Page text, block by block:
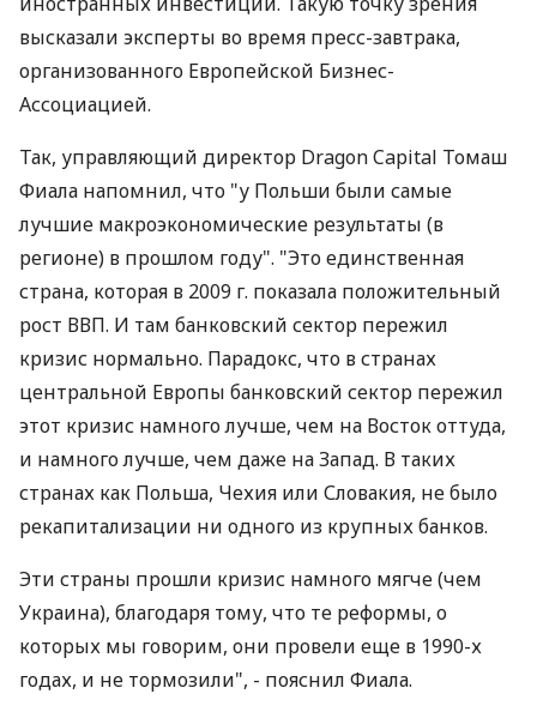
высказали эксперты во время пресс-завтрака,
организованного Европейской Бизнес-
Ассоциацией.
Так, управляющий директор Dragon Capital Томаш
Фиала напомнил, что "у Польши были самые
лучшие макроэкономические результаты (в
регионе) в прошлом году". "Это единственная
страна, которая в 2009 г. показала положительный
рост ВВП. И там банковский сектор пережил
кризис нормально. Парадокс, что в странах
центральной Европы банковский сектор пережил
этот кризис намного лучше, чем на Восток оттуда,
и намного лучше, чем даже на Запад. В таких
странах как Польша, Чехия или Словакия, не было
рекапитализации ни одного из крупных банков.
Эти страны прошли кризис намного мягче (чем
Украина), благодаря тому, что те реформы, о
которых мы говорим, они провели еще в 1990-х
годах, и не тормозили", - пояснил Фиала.